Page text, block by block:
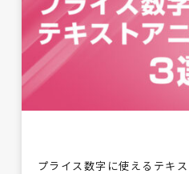
プライス数字に使えるテキ